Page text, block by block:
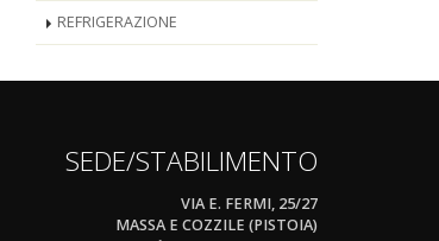
REFRIGERAZIONE
SEDE/STABILIMENTO
VIA E. FERMI, 25/27
MASSA E COZZILE (PISTOIA)